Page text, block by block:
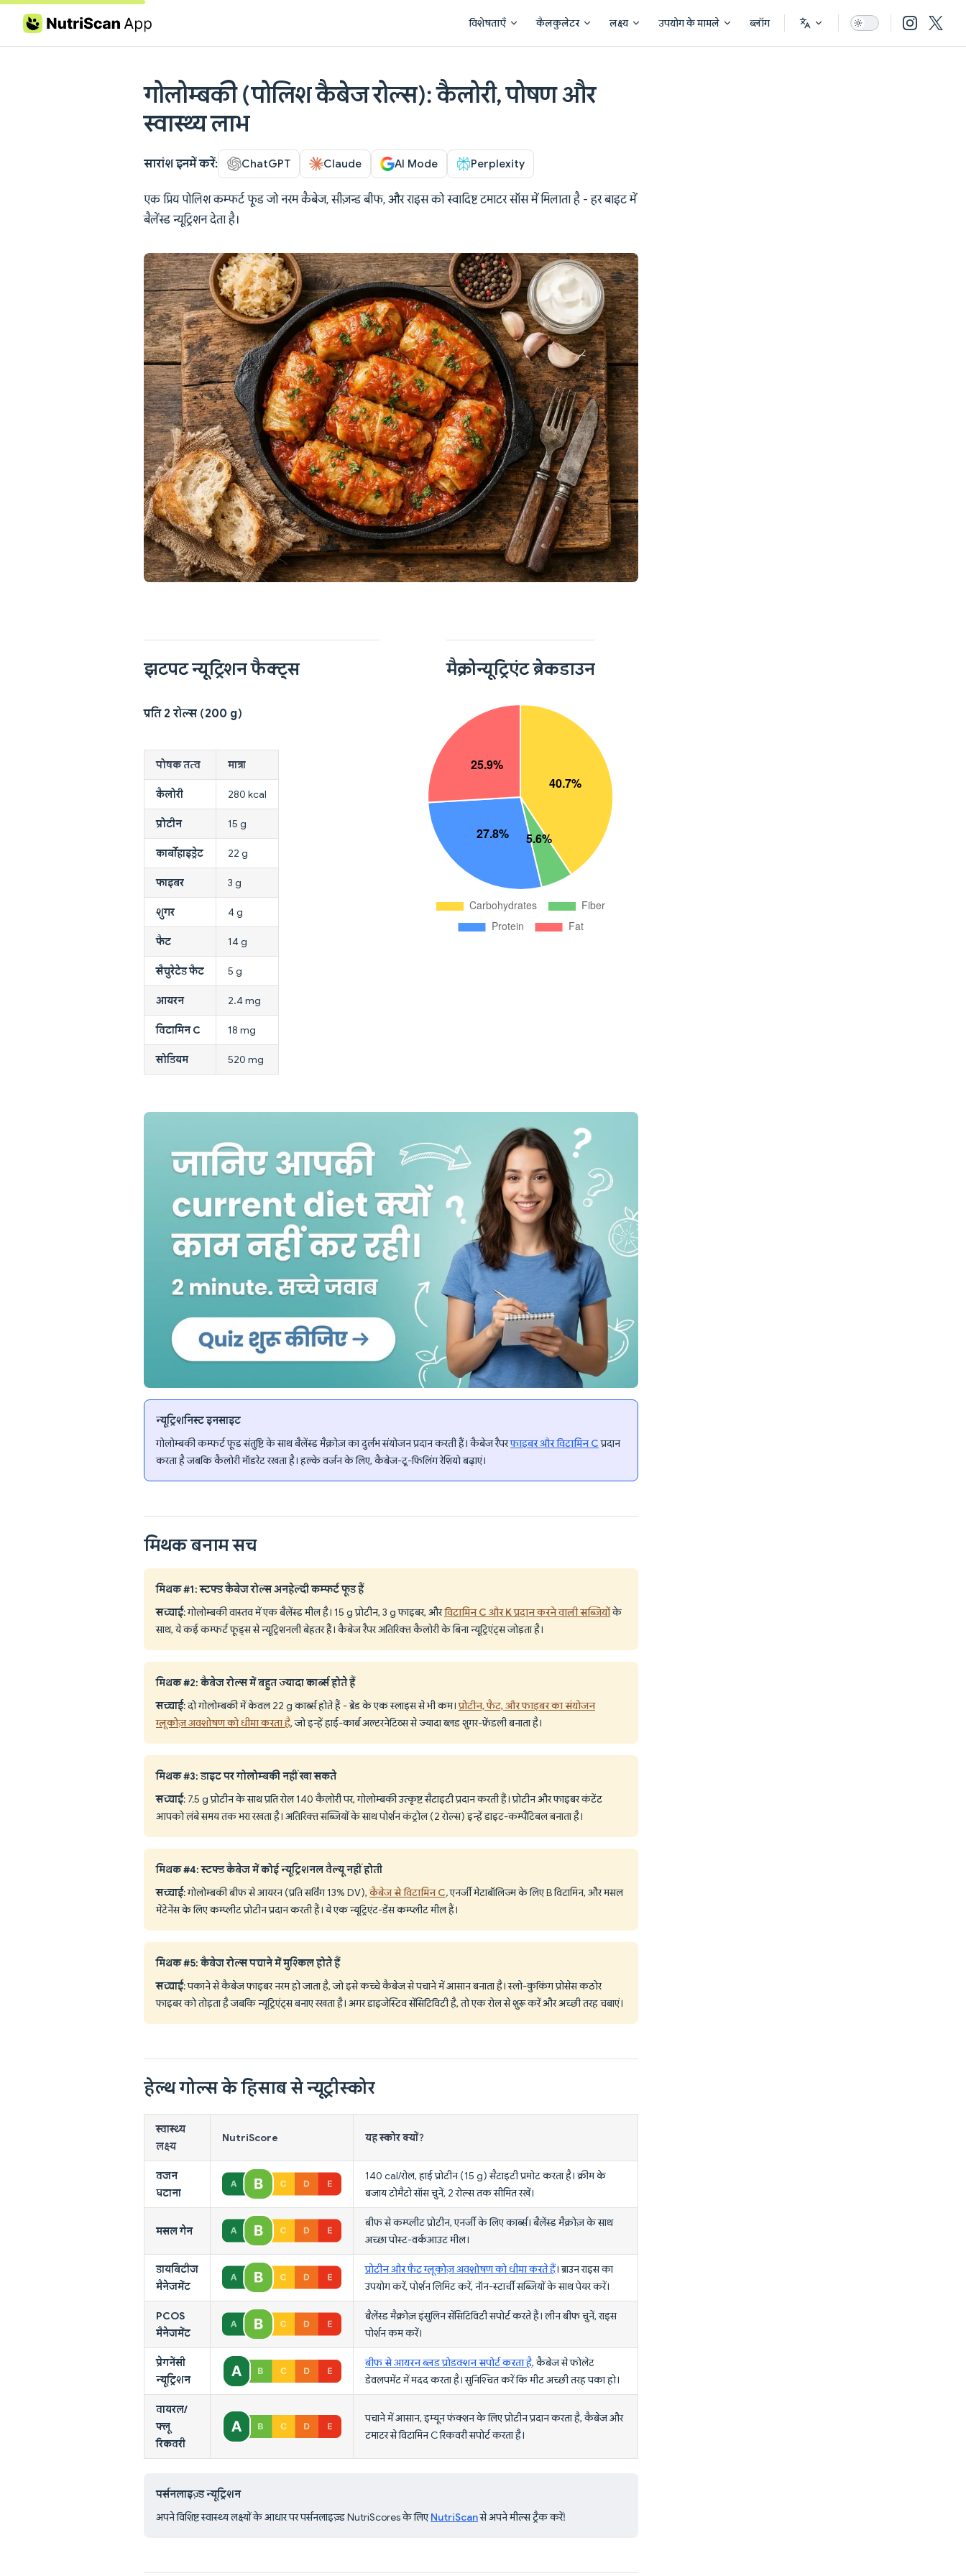
Skip to content विशेषताएँ कैलकुलेटर लक्ष्य उपयोग के मामले ब्लॉग
गोलोम्बकी (पोलिश कैबेज रोल्स): कैलोरी, पोषण और
स्वास्थ्य लाभ
सारांश इनमें करें: ChatGPT Claude AI Mode Perplexity
एक प्रिय पोलिश कम्फर्ट फूड जो नरम कैबेज, सीज़न्ड बीफ, और राइस को स्वादिष्ट टमाटर सॉस में मिलाता है - हर बाइट में
बैलेंस्ड न्यूट्रिशन देता है।
झटपट न्यूट्रिशन फैक्ट्स
प्रति 2 रोल्स (200 g)
पोषक तत्व मात्रा
कैलोरी 280 kcal
प्रोटीन 15 g
कार्बोहाइड्रेट 22 g
फाइबर 3 g
शुगर 4 g
फैट 14 g
सैचुरेटेड फैट 5 g
आयरन 2.4 mg
विटामिन C 18 mg
सोडियम 520 mg
मैक्रोन्यूट्रिएंट ब्रेकडाउन
न्यूट्रिशनिस्ट इनसाइट
गोलोम्बकी कम्फर्ट फूड संतुष्टि के साथ बैलेंस्ड मैक्रोज़ का दुर्लभ संयोजन प्रदान करती हैं। कैबेज रैपरफाइबर और विटामिन Cप्रदान
करता है जबकि कैलोरी मॉडरेट रखता है। हल्के वर्जन के लिए, कैबेज-टू-फिलिंग रेशियो बढ़ाएं।
मिथक बनाम सच
मिथक #1: स्टफ्ड कैबेज रोल्स अनहेल्दी कम्फर्ट फूड हैं
सच्चाई: गोलोम्बकी वास्तव में एक बैलेंस्ड मील है। 15 g प्रोटीन, 3 g फाइबर, औरविटामिन C और K प्रदान करने वाली सब्जियोंके
साथ, ये कई कम्फर्ट फूड्स से न्यूट्रिशनली बेहतर हैं। कैबेज रैपर अतिरिक्त कैलोरी के बिना न्यूट्रिएंट्स जोड़ता है।
मिथक #2: कैबेज रोल्स में बहुत ज्यादा कार्ब्स होते हैं
सच्चाई: दो गोलोम्बकी में केवल 22 g कार्ब्स होते हैं - ब्रेड के एक स्लाइस से भी कम।प्रोटीन, फैट, और फाइबर का संयोजन
ग्लूकोज़ अवशोषण को धीमा करता है, जो इन्हें हाई-कार्ब अल्टरनेटिव्स से ज्यादा ब्लड शुगर-फ्रेंडली बनाता है।
मिथक #3: डाइट पर गोलोम्बकी नहीं खा सकते
सच्चाई: 7.5 g प्रोटीन के साथ प्रति रोल 140 कैलोरी पर, गोलोम्बकी उत्कृष्ट सैटाइटी प्रदान करती हैं। प्रोटीन और फाइबर कंटेंट
आपको लंबे समय तक भरा रखता है। अतिरिक्त सब्जियों के साथ पोर्शन कंट्रोल (2 रोल्स) इन्हें डाइट-कम्पैटिबल बनाता है।
मिथक #4: स्टफ्ड कैबेज में कोई न्यूट्रिशनल वैल्यू नहीं होती
सच्चाई: गोलोम्बकी बीफ से आयरन (प्रति सर्विंग 13% DV),कैबेज से विटामिन C, एनर्जी मेटाबॉलिज्म के लिए B विटामिन, और मसल
मेंटेनेंस के लिए कम्प्लीट प्रोटीन प्रदान करती हैं। ये एक न्यूट्रिएंट-डेंस कम्प्लीट मील हैं।
मिथक #5: कैबेज रोल्स पचाने में मुश्किल होते हैं
सच्चाई: पकाने से कैबेज फाइबर नरम हो जाता है, जो इसे कच्चे कैबेज से पचाने में आसान बनाता है। स्लो-कुकिंग प्रोसेस कठोर
फाइबर को तोड़ता है जबकि न्यूट्रिएंट्स बनाए रखता है। अगर डाइजेस्टिव सेंसिटिविटी है, तो एक रोल से शुरू करें और अच्छी तरह चबाएं।
हेल्थ गोल्स के हिसाब से न्यूट्रीस्कोर
स्वास्थ्य
लक्ष्य
NutriScore यह स्कोर क्यों?
वजन
घटाना
140 cal/रोल, हाई प्रोटीन (15 g) सैटाइटी प्रमोट करता है। क्रीम के
बजाय टोमैटो सॉस चुनें, 2 रोल्स तक सीमित रखें।
मसल गेन
बीफ से कम्प्लीट प्रोटीन, एनर्जी के लिए कार्ब्स। बैलेंस्ड मैक्रोज़ के साथ
अच्छा पोस्ट-वर्कआउट मील।
डायबिटीज
मैनेजमेंट
प्रोटीन और फैट ग्लूकोज़ अवशोषण को धीमा करते हैं। ब्राउन राइस का
उपयोग करें, पोर्शन लिमिट करें, नॉन-स्टार्ची सब्जियों के साथ पेयर करें।
PCOS
मैनेजमेंट
बैलेंस्ड मैक्रोज़ इंसुलिन सेंसिटिविटी सपोर्ट करते हैं। लीन बीफ चुनें, राइस
पोर्शन कम करें।
प्रेगनेंसी
न्यूट्रिशन
बीफ से आयरन ब्लड प्रोडक्शन सपोर्ट करता है, कैबेज से फोलेट
डेवलपमेंट में मदद करता है। सुनिश्चित करें कि मीट अच्छी तरह पका हो।
वायरल/
फ्लू
रिकवरी
पचाने में आसान, इम्यून फंक्शन के लिए प्रोटीन प्रदान करता है, कैबेज और
टमाटर से विटामिन C रिकवरी सपोर्ट करता है।
पर्सनलाइज़्ड न्यूट्रिशन
अपने विशिष्ट स्वास्थ्य लक्ष्यों के आधार पर पर्सनलाइज़्ड NutriScores के लिए NutriScanसे अपने मील्स ट्रैक करें!